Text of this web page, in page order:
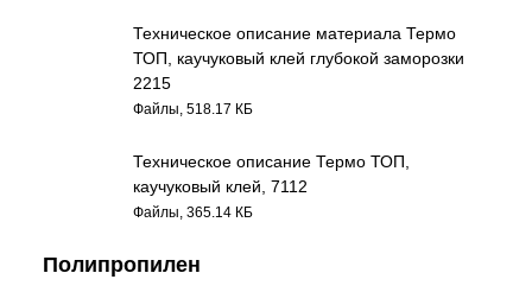
Техническое описание материала Термо
ТОП, каучуковый клей глубокой заморозки
2215
Файлы, 518.17 КБ
Техническое описание Термо ТОП,
каучуковый клей, 7112
Файлы, 365.14 КБ
Полипропилен